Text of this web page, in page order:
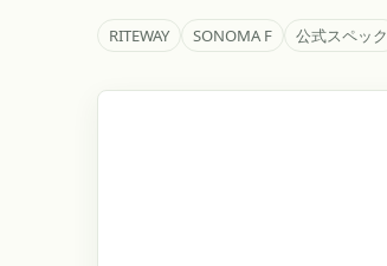
RITEWAY SONOMA F 公式スペック